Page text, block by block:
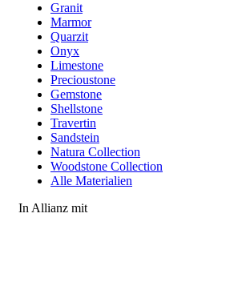
Granit
Marmor
Quarzit
Onyx
Limestone
Precioustone
Gemstone
Shellstone
Travertin
Sandstein
Natura Collection
Woodstone Collection
Alle Materialien
In Allianz mit